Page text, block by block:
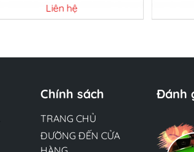
Liên hệ
Chính sách
TRANG CHỦ
ĐƯỜNG ĐẾN CỬA
Đánh